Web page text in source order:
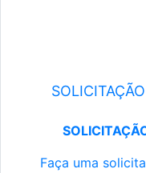
Faça uma